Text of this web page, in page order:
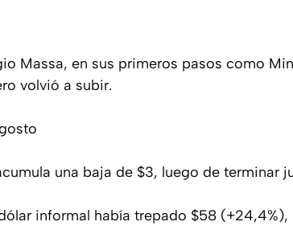
Massa, en sus primeros pasos como
volvió a subir.
una baja de $3, luego de terminar
informal había trepado $58 (+24,4%),